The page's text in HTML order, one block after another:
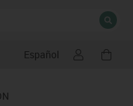
Español
la búsqueda CERRAR